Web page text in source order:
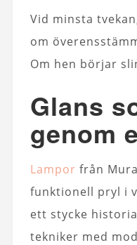
Vid minsta
om
Om hen börjar
Glans
genom
Lampor från
funktionell pryl i
ett stycke
tekniker med